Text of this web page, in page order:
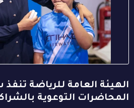
الهيئة العامة للرياضة
المحاضرات التوعوية